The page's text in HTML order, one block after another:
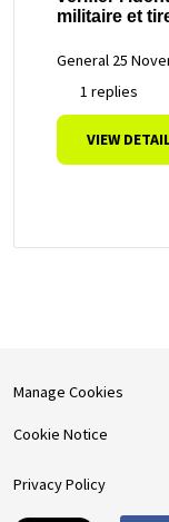
militaire et
General 25
1 replies
VIEW
Manage Cookies
Cookie Notice
Privacy Policy